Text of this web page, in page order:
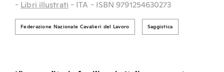
- Libri illustrati - ITA - ISBN 9791254630273
Federazione Nazionale Cavalieri del Lavoro Saggistica